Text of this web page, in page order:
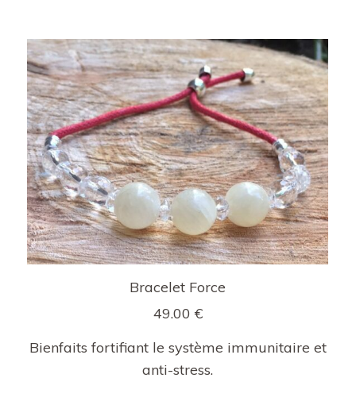
Bracelet Force
49.00 €
Bienfaits fortifiant le système immunitaire et
anti-stress.